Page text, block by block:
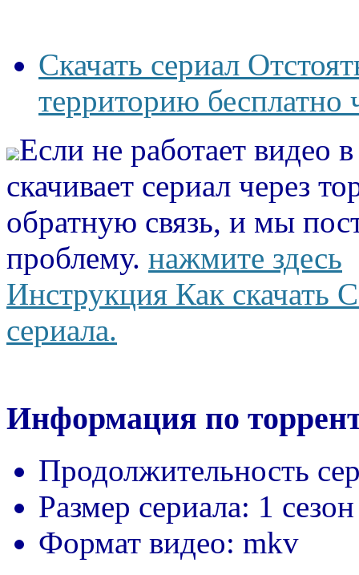
Скачать сериал
территорию бесплатно
Если не работает видео
скачивает сериал через
обратную связь, и мы
проблему. нажмите здесь
Инструкция Как скачать
сериала.
Информация по
Продолжительность
Размер сериала: 1
Формат видео: mkv